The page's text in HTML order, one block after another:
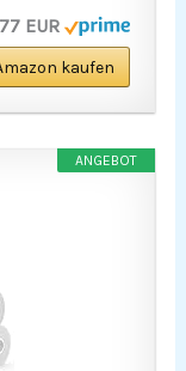
EUR
kaufen
ANGEBOT